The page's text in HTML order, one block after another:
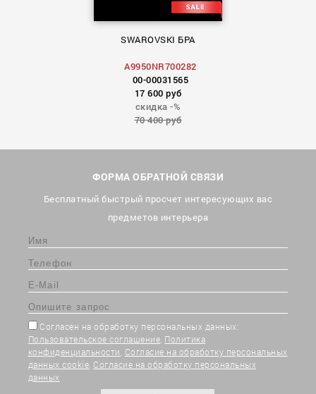
SWAROVSKI БРА
A9950NR700282
00-00031565
17 600 руб
скидка -%
70 400 руб
ФОРМА ОБРАТНОЙ СВЯЗИ
Бесплатный быстрый просчет интересующих вас
предметов интерьера
Согласен на обработку персональных данных:
Пользовательское соглашение, Политика
конфиденциальности, Согласие на обработку персональных
данных cookie, Согласие на обработку персональных
данных